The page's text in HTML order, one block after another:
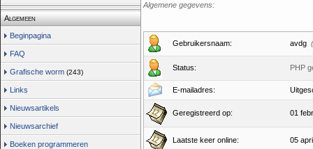
Algemeen
Beginpagina
FAQ
Grafische worm (243)
Links
Nieuwsartikels
Nieuwsarchief
Boeken programmeren
Algemene gegevens:
Gebruikersnaam: avdg
Status: PHP
E-mailadres:
Geregistreerd op: 01
Laatste keer online: 05